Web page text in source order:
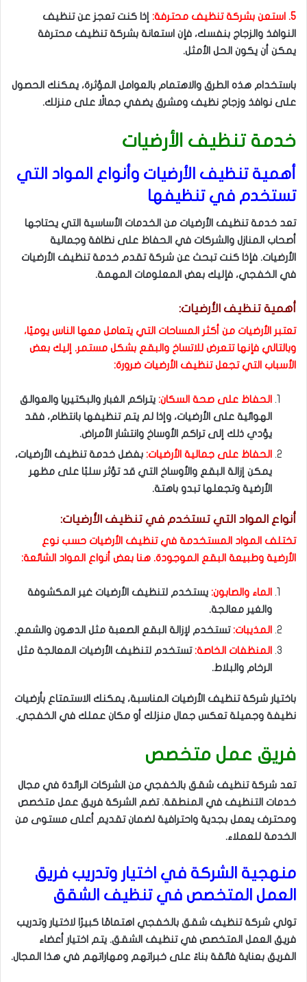
5. استعن بشركة تنظيف محترفة:
إذا كنت تعجز عن تنظيف
النوافذ والزجاج بنفسك، فإن استعانة بشركة تنظيف محترفة
يمكن أن يكون الحل الأمثل.
باستخدام هذه الطرق والاهتمام بالعوامل المؤثرة، يمكنك الحصول
على نوافذ وزجاج نظيف ومشرق يضفي جمالًا على منزلك.
خدمة تنظيف الأرضيات
أهمية تنظيف الأرضيات وأنواع المواد التي
تستخدم في تنظيفها
تعد خدمة تنظيف الأرضيات من الخدمات الأساسية التي يحتاجها
أصحاب المنازل والشركات في الحفاظ على نظافة وجمالية
الأرضيات. فإذا كنت تبحث عن شركة تقدم خدمة تنظيف الأرضيات
في الخفجي، فإليك بعض المعلومات المهمة.
أهمية تنظيف الأرضيات:
تعتبر الأرضيات من أكثر المساحات التي يتعامل معها الناس يوميًا،
وبالتالي فإنها تتعرض للاتساخ والبقع بشكل مستمر. إليك بعض
الأسباب التي تجعل تنظيف الأرضيات ضرورة:
الحفاظ على صحة السكان: يتراكم الغبار والبكتيريا والعوالق
الهوائية على الأرضيات، وإذا لم يتم تنظيفها بانتظام، فقد
يؤدي ذلك إلى تراكم الأوساخ وانتشار الأمراض.
الحفاظ على جمالية الأرضيات: بفضل خدمة تنظيف الأرضيات،
يمكن إزالة البقع والأوساخ التي قد تؤثر سلبًا على مظهر
الأرضية وتجعلها تبدو باهتة.
أنواع المواد التي تستخدم في تنظيف الأرضيات:
تختلف المواد المستخدمة في تنظيف الأرضيات حسب نوع
الأرضية وطبيعة البقع الموجودة. هنا بعض أنواع المواد الشائعة:
الماء والصابون: يستخدم لتنظيف الأرضيات غير المكشوفة
والغير معالجة.
المذيبات:تستخدم لإزالة البقع الصعبة مثل الدهون والشمع.
المنظفات الخاصة:تستخدم لتنظيف الأرضيات المعالجة مثل
الرخام والبلاط.
باختيار شركة تنظيف الأرضيات المناسبة، يمكنك الاستمتاع بأرضيات
نظيفة وجميلة تعكس جمال منزلك أو مكان عملك في الخفجي.
فريق عمل متخصص
تعد شركة تنظيف شقق بالخفجي من الشركات الرائدة في مجال
خدمات التنظيف في المنطقة. تضم الشركة فريق عمل متخصص
ومحترف يعمل بجدية واحترافية لضمان تقديم أعلى مستوى من
الخدمة للعملاء.
منهجية الشركة في اختيار وتدريب فريق
العمل المتخصص في تنظيف الشقق
تولي شركة تنظيف شقق بالخفجي اهتمامًا كبيرًا لاختيار وتدريب
فريق العمل المتخصص في تنظيف الشقق. يتم اختيار أعضاء
الفريق بعناية فائقة بناءً على خبراتهم ومهاراتهم في هذا المجال.